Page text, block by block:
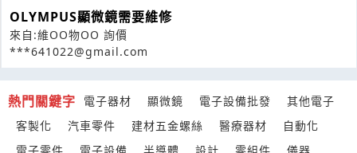
OLYMPUS顯微鏡需要維修
來自:維OO物OO 詢價
***641022@gmail.com
熱門關鍵字 電子器材 顯微鏡 電子設備批發
其他電子
客製化
汽車零件 建材五金螺絲 醫療器材
自動化